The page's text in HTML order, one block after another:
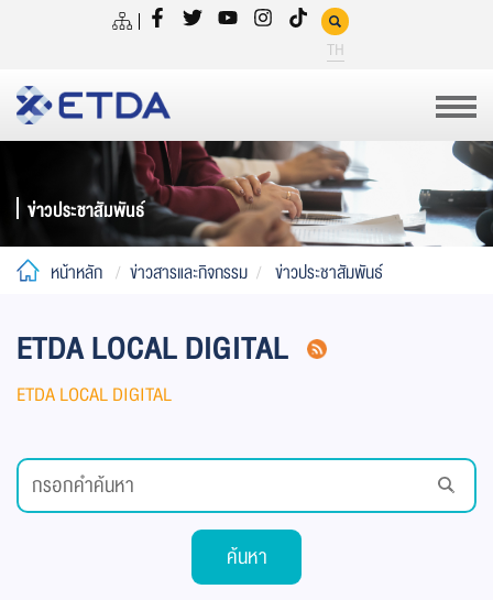
TH
ข่าวประชาสัมพันธ์
หน้าหลัก ข่าวสารและกิจกรรม ข่าวประชาสัมพันธ์
ETDA LOCAL DIGITAL
ETDA LOCAL DIGITAL
ค้นหา